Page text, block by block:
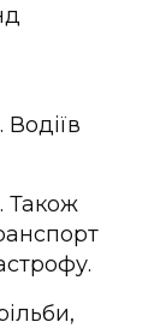
Також